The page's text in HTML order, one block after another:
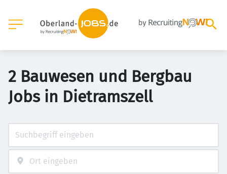
2 Bauwesen und Bergbau
Jobs in Dietramszell